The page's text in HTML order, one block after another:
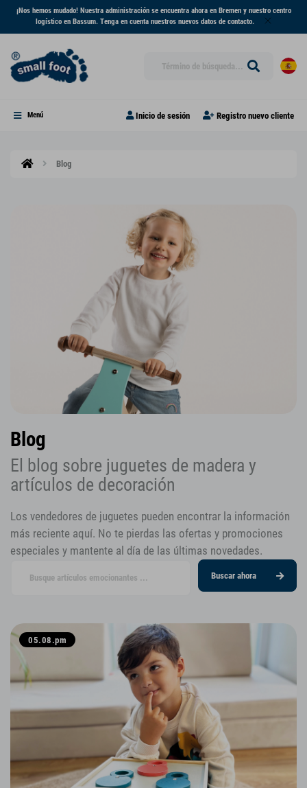
¡Nos hemos mudado! Nuestra administración se encuentra ahora en Bremen y nuestro centro
logístico en Bassum. Tenga en cuenta nuestros nuevos datos de contacto.
Menú Inicio de sesión Registro nuevo cliente
Blog
Blog
El blog sobre juguetes de madera y
artículos de decoración
Los vendedores de juguetes pueden encontrar la información
más reciente aquí. No te pierdas las ofertas y promociones
especiales y mantente al día de las últimas novedades.
Buscar ahora
05.08.pm